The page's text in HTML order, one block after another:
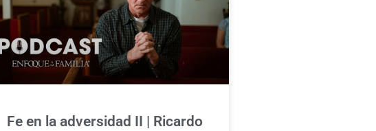
Fe en la adversidad II | Ricardo